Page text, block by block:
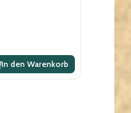
In den Warenkorb